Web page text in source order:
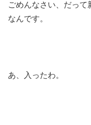
ごめんなさい、だって
なんです。
あ、入ったわ。